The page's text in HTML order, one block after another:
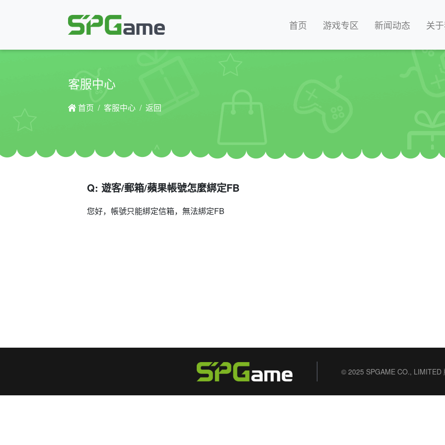
首页 游戏专区 新闻动态 关
客服中心
首页 客服中心 返回
Q: 遊客/郵箱/蘋果帳號怎麼綁定FB
您好，帳號只能綁定信箱，無法綁定FB
© 2025 SPGAME CO., LIMITED